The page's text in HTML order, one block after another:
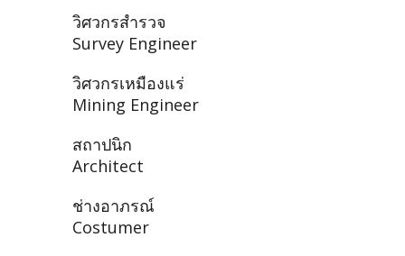
วิศวกรสำรวจ
Survey Engineer
วิศวกรเหมืองแร่
Mining Engineer
สถาปนิก
Architect
ช่างอาภรณ์
Costumer